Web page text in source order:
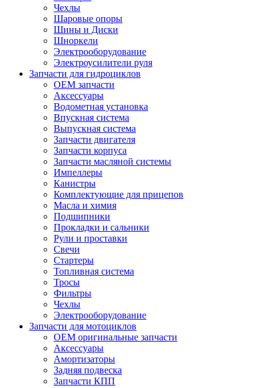
Чехлы
Шаровые опоры
Шины и Диски
Шноркели
Электрооборудование
Электроусилители руля
Запчасти для гидроциклов
OEM запчасти
Аксессуары
Водометная установка
Впускная система
Выпускная система
Запчасти двигателя
Запчасти корпуса
Запчасти масляной системы
Импеллеры
Канистры
Комплектующие для прицепов
Масла и химия
Подшипники
Прокладки и сальники
Рули и проставки
Свечи
Стартеры
Топливная система
Тросы
Фильтры
Чехлы
Электрооборудование
Запчасти для мотоциклов
OEM оригинальные запчасти
Аксессуары
Амортизаторы
Задняя подвеска
Запчасти КПП